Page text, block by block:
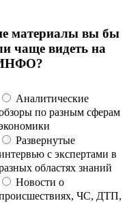
материалы вы бы
чаще видеть на
Аналитические
по разным сферам
Развернутые
с экспертами в
областях знаний
Новости о
ЧС, ДТП,